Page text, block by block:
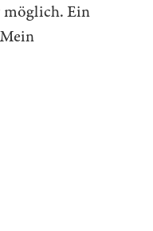
möglich. Ein